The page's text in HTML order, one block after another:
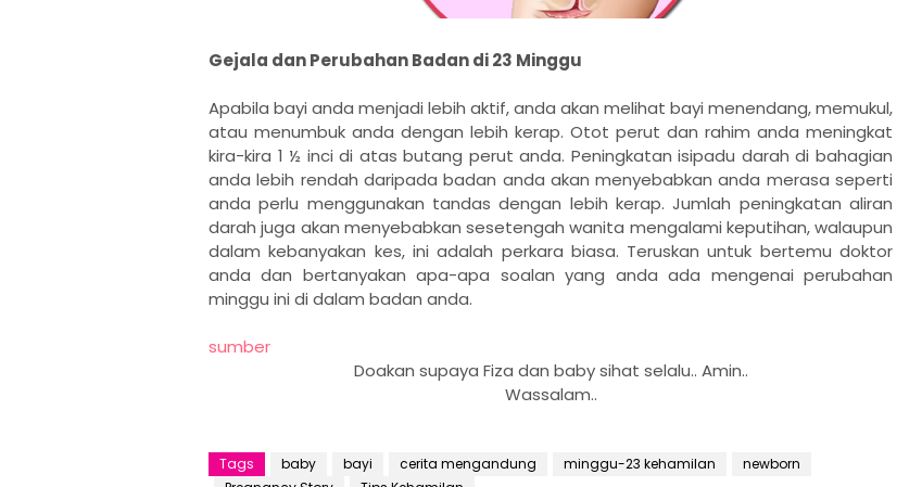
Gejala dan Perubahan Badan di 23 Minggu
Apabila bayi anda menjadi lebih aktif, anda akan melihat bayi menendang, memukul,
atau menumbuk anda dengan lebih kerap. Otot perut dan rahim anda meningkat
kira-kira 1 ½ inci di atas butang perut anda. Peningkatan isipadu darah di bahagian
anda lebih rendah daripada badan anda akan menyebabkan anda merasa seperti
anda perlu menggunakan tandas dengan lebih kerap. Jumlah peningkatan aliran
darah juga akan menyebabkan sesetengah wanita mengalami keputihan, walaupun
dalam kebanyakan kes, ini adalah perkara biasa. Teruskan untuk bertemu doktor
anda dan bertanyakan apa-apa soalan yang anda ada mengenai perubahan
minggu ini di dalam badan anda.
sumber
Doakan supaya Fiza dan baby sihat selalu.. Amin..
Wassalam..
Tags baby bayi cerita mengandung minggu-23 kehamilan
newborn